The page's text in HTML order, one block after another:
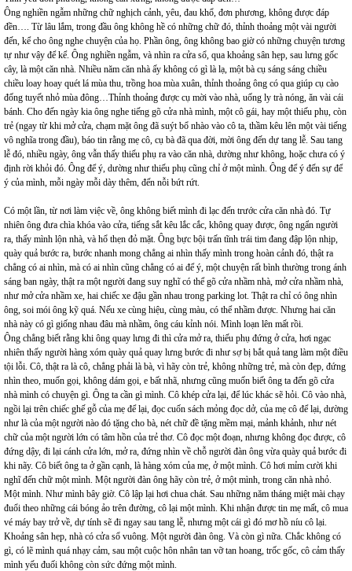
Ông nghiền ngẫm những chữ nghịch cảnh, yêu, đau khổ, đơn phương, không được đáp
đền…. Từ lâu lắm, trong đầu ông không hề có những chữ đó, thỉnh thoảng một vài người
đến, kể cho ông nghe chuyện của họ. Phần ông, ông không bao giờ có những chuyện tương
tự như vậy để kể. Ông nghiền ngẫm, và nhìn ra cửa sổ, qua khoảng sân hẹp, sau lưng gốc
cây, là một căn nhà. Nhiều năm căn nhà ấy không có gì là lạ, một bà cụ sáng sáng chiều
chiều loay hoay quét lá mùa thu, trồng hoa mùa xuân, thỉnh thoảng ông có qua giúp cụ cào
đống tuyết nhỏ mùa đông…Thỉnh thoảng được cụ mời vào nhà, uống ly trà nóng, ăn vài cái
bánh. Cho đến ngày kia ông nghe tiếng gõ cửa nhà mình, một cô gái, hay một thiếu phụ, còn
trẻ (ngay từ khi mở cửa, chạm mặt ông đã suýt bổ nhào vào cô ta, thầm kêu lên một vài tiếng
vô nghĩa trong đầu), báo tin rằng mẹ cô, cụ bà đã qua đời, mời ông đến dự tang lễ. Sau tang
lễ đó, nhiều ngày, ông vẫn thấy thiếu phụ ra vào căn nhà, dường như không, hoặc chưa có ý
định rời khỏi đó. Ông để ý, dường như thiếu phụ cũng chỉ ở một mình. Ông để ý đến sự để
ý của mình, mỗi ngày mỗi dày thêm, đến nỗi bứt rứt.
Có một lần, từ nơi làm việc về, ông không biết mình đi lạc đến trước cửa căn nhà đó. Tự
nhiên ông đưa chìa khóa vào cửa, tiếng sắt kêu lắc cắc, không quay được, ông ngẩn người
ra, thấy mình lộn nhà, và hổ thẹn đỏ mặt. Ông bực bội trấn tĩnh trái tim đang đập lộn nhịp,
quày quả bước ra, bước nhanh mong chẳng ai nhìn thấy mình trong hoàn cảnh đó, thật ra
chẳng có ai nhìn, mà có ai nhìn cũng chẳng có ai để ý, một chuyện rất bình thường trong ánh
sáng ban ngày, thật ra một người đang suy nghĩ có thể gõ cửa nhầm nhà, mở cửa nhầm nhà,
như mở cửa nhầm xe, hai chiếc xe đậu gần nhau trong parking lot. Thật ra chỉ có ông nhìn
ông, soi mói ông kỹ quá. Nếu xe cùng hiệu, cùng màu, có thể nhầm được. Nhưng hai căn
nhà này có gì giống nhau đâu mà nhầm, ông cáu kỉnh nói. Mình loạn lên mất rồi.
Ông chẳng biết rằng khi ông quay lưng đi thì cửa mở ra, thiếu phụ đứng ở cửa, hơi ngạc
nhiên thấy người hàng xóm quày quả quay lưng bước đi như sợ bị bắt quả tang làm một điều
tội lỗi. Cô, thật ra là cô, chẳng phải là bà, vì hãy còn trẻ, không những trẻ, mà còn đẹp, đứng
nhìn theo, muốn gọi, không dám gọi, e bất nhã, nhưng cũng muốn biết ông ta đến gõ cửa
nhà mình có chuyện gì. Ông ta cần gì mình. Cô khép cửa lại, để lúc khác sẽ hỏi. Cô vào nhà,
ngồi lại trên chiếc ghế gỗ của mẹ để lại, đọc cuốn sách mỏng đọc dở, của mẹ cô để lại, dường
như là của một người nào đó tặng cho bà, nét chữ đề tặng mềm mại, mảnh khảnh, như nét
chữ của một người lớn có tâm hồn của trẻ thơ. Cô đọc một đoạn, nhưng không đọc được, cô
đứng dậy, đi lại cánh cửa lớn, mở ra, đứng nhìn về chỗ người đàn ông vừa quày quả bước đi
khi nãy. Cô biết ông ta ở gần cạnh, là hàng xóm của mẹ, ở một mình. Cô hơi mỉm cười khi
nghĩ đến chữ một mình. Một người đàn ông hãy còn trẻ, ở một mình, trong căn nhà nhỏ.
Một mình. Như mình bây giờ. Cô lập lại hơi chua chát. Sau những năm tháng miệt mài chạy
đuổi theo những cái bóng ảo trên đường, cô lại một mình. Khi nhận được tin mẹ mất, cô mua
vé máy bay trở về, dự tính sẽ đi ngay sau tang lễ, nhưng một cái gì đó mơ hồ níu cô lại.
Khoảng sân hẹp, nhà có cửa sổ vuông. Một người đàn ông. Và còn gì nữa. Chắc không có
gì, có lẽ mình quá nhạy cảm, sau một cuộc hôn nhân tan vỡ tan hoang, trốc gốc, cô cảm thấy
mình yếu đuối không còn sức đứng một mình.